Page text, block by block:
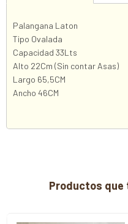
Palangana Laton
Tipo Ovalada
Capacidad 33Lts
Alto 22Cm (Sin contar Asas)
Largo 65,5CM
Ancho 46CM
Productos que